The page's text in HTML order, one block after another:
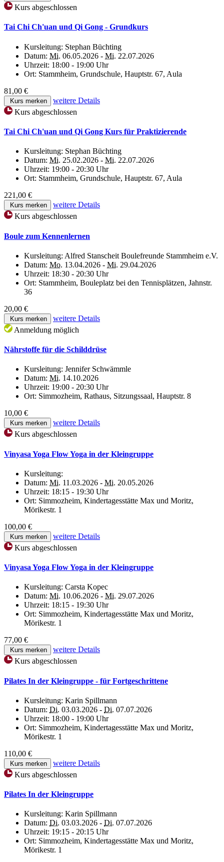
Kurs abgeschlossen
Tai Chi Ch'uan und Qi Gong - Grundkurs
Kursleitung: Stephan Büchting
Datum: Mi. 06.05.2026 - Mi. 22.07.2026
Uhrzeit: 18:00 - 19:00 Uhr
Ort: Stammheim, Grundschule, Hauptstr. 67, Aula
81,00 €
Kurs merken
weitere Details
Kurs abgeschlossen
Tai Chi Ch'uan und Qi Gong Kurs für Praktizierende
Kursleitung: Stephan Büchting
Datum: Mi. 25.02.2026 - Mi. 22.07.2026
Uhrzeit: 19:00 - 20:30 Uhr
Ort: Stammheim, Grundschule, Hauptstr. 67, Aula
221,00 €
Kurs merken
weitere Details
Kurs abgeschlossen
Boule zum Kennenlernen
Kursleitung: Alfred Stanscheit Boulefreunde Stammheim e.V.
Datum: Mo. 13.04.2026 - Mi. 29.04.2026
Uhrzeit: 18:30 - 20:30 Uhr
Ort: Stammheim, Bouleplatz bei den Tennisplätzen, Jahnstr.
36
20,00 €
Kurs merken
weitere Details
Anmeldung möglich
Nährstoffe für die Schilddrüse
Kursleitung: Jennifer Schwämmle
Datum: Mi. 14.10.2026
Uhrzeit: 19:00 - 20:30 Uhr
Ort: Simmozheim, Rathaus, Sitzungssaal, Hauptstr. 8
10,00 €
Kurs merken
weitere Details
Kurs abgeschlossen
Vinyasa Yoga Flow Yoga in der Kleingruppe
Kursleitung:
Datum: Mi. 11.03.2026 - Mi. 20.05.2026
Uhrzeit: 18:15 - 19:30 Uhr
Ort: Simmozheim, Kindertagesstätte Max und Moritz,
Mörikestr. 1
100,00 €
Kurs merken
weitere Details
Kurs abgeschlossen
Vinyasa Yoga Flow Yoga in der Kleingruppe
Kursleitung: Carsta Kopec
Datum: Mi. 10.06.2026 - Mi. 29.07.2026
Uhrzeit: 18:15 - 19:30 Uhr
Ort: Simmozheim, Kindertagesstätte Max und Moritz,
Mörikestr. 1
77,00 €
Kurs merken
weitere Details
Kurs abgeschlossen
Pilates In der Kleingruppe - für Fortgeschrittene
Kursleitung: Karin Spillmann
Datum: Di. 03.03.2026 - Di. 07.07.2026
Uhrzeit: 18:00 - 19:00 Uhr
Ort: Simmozheim, Kindertagesstätte Max und Moritz,
Mörikestr. 1
110,00 €
Kurs merken
weitere Details
Kurs abgeschlossen
Pilates In der Kleingruppe
Kursleitung: Karin Spillmann
Datum: Di. 03.03.2026 - Di. 07.07.2026
Uhrzeit: 19:15 - 20:15 Uhr
Ort: Simmozheim, Kindertagesstätte Max und Moritz,
Mörikestr. 1